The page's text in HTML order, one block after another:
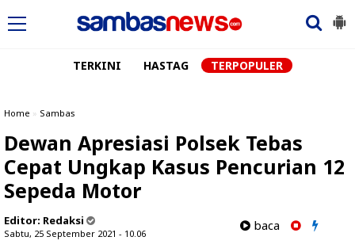
TERKINI HASTAG TERPOPULER
Home » Sambas
Dewan Apresiasi Polsek Tebas
Cepat Ungkap Kasus Pencurian 12
Sepeda Motor
Editor: Redaksi
Sabtu, 25 September 2021 - 10.06
baca